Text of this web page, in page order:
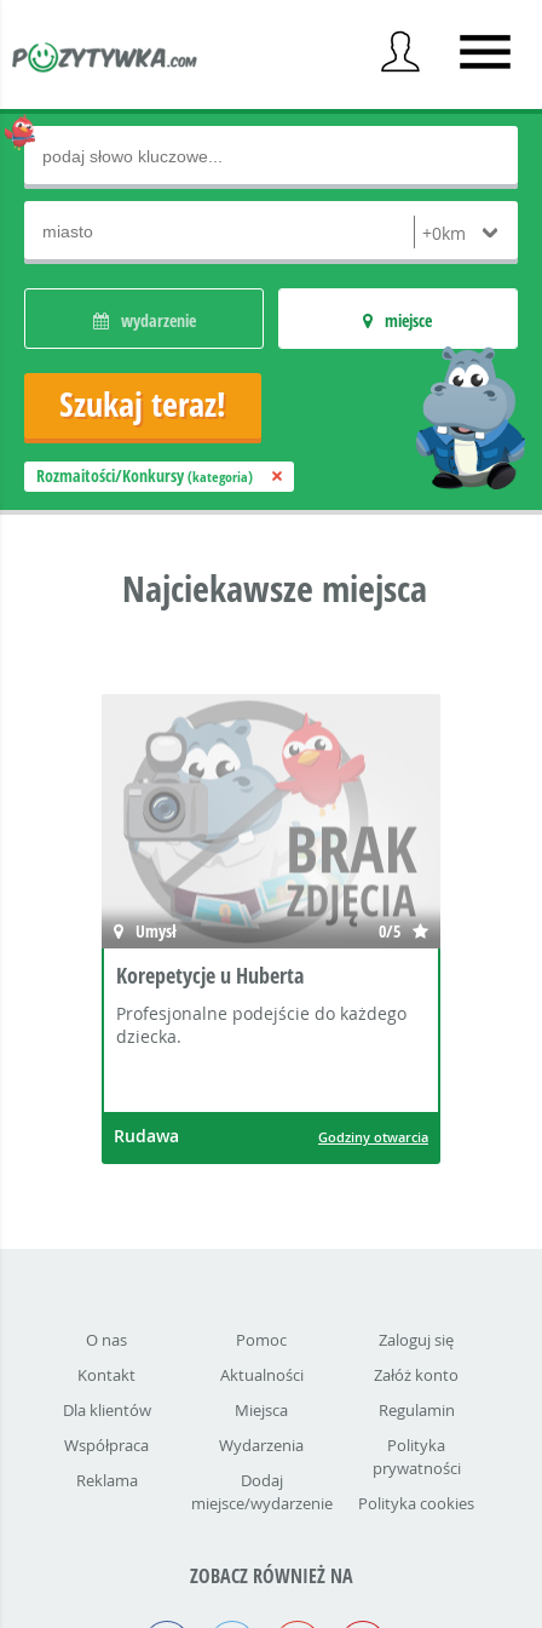
wydarzenie miejsce
Rozmaitości/Konkursy (kategoria)
Najciekawsze miejsca
Umysł 0/5
Korepetycje u Huberta
Profesjonalne podejście do każdego
dziecka.
Rudawa Godziny otwarcia
O nas
Kontakt
Dla klientów
Współpraca
Reklama
Pomoc
Aktualności
Miejsca
Wydarzenia
Dodaj
miejsce/wydarzenie
Zaloguj się
Załóż konto
Regulamin
Polityka
prywatności
Polityka cookies
ZOBACZ RÓWNIEŻ NA